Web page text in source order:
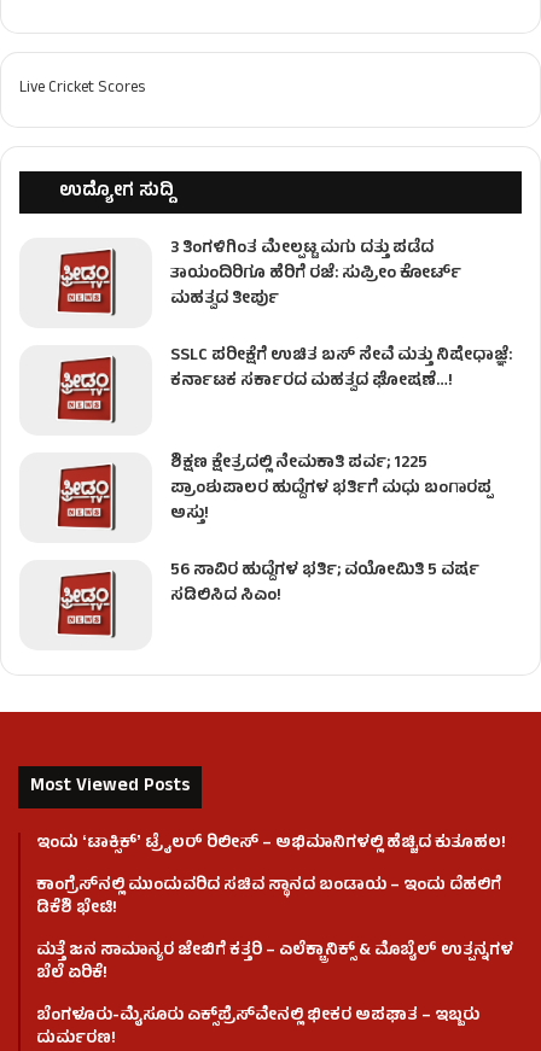
Live Cricket Scores
ಉದ್ಯೋಗ ಸುದ್ದಿ
3 ತಿಂಗಳಿಗಿಂತ ಮೇಲ್ಪಟ್ಟ ಮಗು ದತ್ತು ಪಡೆದ
ತಾಯಂದಿರಿಗೂ ಹೆರಿಗೆ ರಜೆ: ಸುಪ್ರೀಂ ಕೋರ್ಟ್
ಮಹತ್ವದ ತೀರ್ಪು
SSLC ಪರೀಕ್ಷೆಗೆ ಉಚಿತ ಬಸ್ ಸೇವೆ ಮತ್ತು ನಿಷೇಧಾಜ್ಞೆ:
ಕರ್ನಾಟಕ ಸರ್ಕಾರದ ಮಹತ್ವದ ಘೋಷಣೆ…!
ಶಿಕ್ಷಣ ಕ್ಷೇತ್ರದಲ್ಲಿ ನೇಮಕಾತಿ ಪರ್ವ; 1225
ಪ್ರಾಂಶುಪಾಲರ ಹುದ್ದೆಗಳ ಭರ್ತಿಗೆ ಮಧು ಬಂಗಾರಪ್ಪ
ಅಸ್ತು!
56 ಸಾವಿರ ಹುದ್ದೆಗಳ ಭರ್ತಿ; ವಯೋಮಿತಿ 5 ವರ್ಷ
ಸಡಿಲಿಸಿದ ಸಿಎಂ!
Most Viewed Posts
ಇಂದು ʻಟಾಕ್ಸಿಕ್ʼ ಟ್ರೈಲರ್ ರಿಲೀಸ್‌ – ಅಭಿಮಾನಿಗಳಲ್ಲಿ ಹೆಚ್ಚಿದ ಕುತೂಹಲ!
ಕಾಂಗ್ರೆಸ್​ನಲ್ಲಿ ಮುಂದುವರಿದ ಸಚಿವ ಸ್ಥಾನದ ಬಂಡಾಯ – ಇಂದು ದೆಹಲಿಗೆ
ಡಿಕೆಶಿ ಭೇಟಿ!
ಮತ್ತೆ ಜನ ಸಾಮಾನ್ಯರ ಜೇಬಿಗೆ ಕತ್ತರಿ – ಎಲೆಕ್ಟ್ರಾನಿಕ್ಸ್ & ಮೊಬೈಲ್ ಉತ್ಪನ್ನಗಳ
ಬೆಲೆ ಏರಿಕೆ!
ಬೆಂಗಳೂರು-ಮೈಸೂರು ಎಕ್ಸ್‌ಪ್ರೆಸ್‌ವೇನಲ್ಲಿ ಭೀಕರ ಅಪಘಾತ – ಇಬ್ಬರು
ದುರ್ಮರಣ!